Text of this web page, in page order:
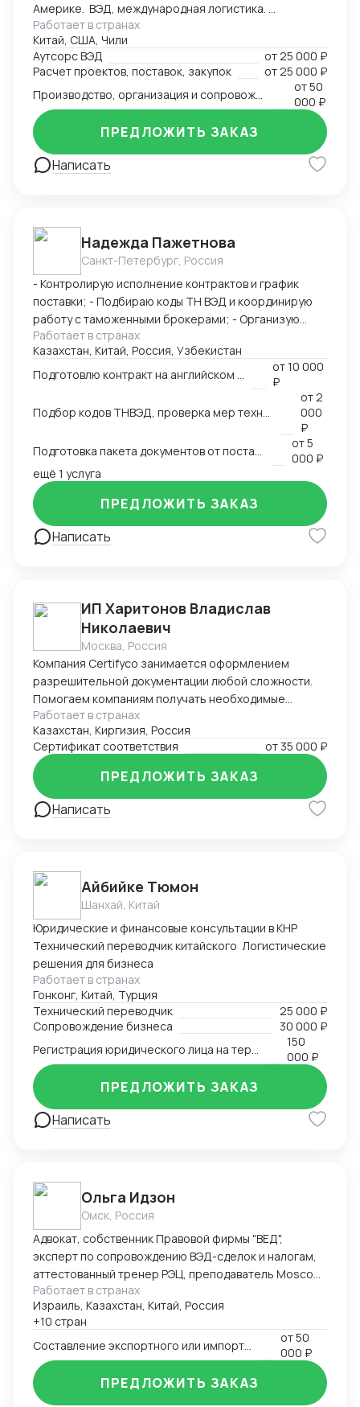
Америке. ВЭД, международная логистика.
Консалтинг. Закупки: оборудование, текстиль,
товары народного потребления. Собственная база
производств, логистика и платежи.
Работает в странах
Китай, США, Чили
Аутсорс ВЭД
от25 000 ₽
Расчет проектов, поставок, закупок
от25 000 ₽
от50
000 ₽
Написать
ПРЕДЛОЖИТЬ ЗАКАЗ
Надежда Пажетнова
Санкт-Петербург, Россия
- Контролирую исполнение контрактов и график
поставки; - Подбираю коды ТН ВЭД и координирую
работу с таможенными брокерами; - Организую
сертификацию и взаимодействие с
аккредитованными органами; - Снижаю расходы за
счёт оптимизации логистики и правильного кода; -
Обеспечиваю юридическую чистоту сделок,
точность инвойсов, упаковочных листов, контрактов.
Работает в странах
Казахстан, Китай, Россия, Узбекистан
от10 000
₽
Подбор кодов ТНВЭД, проверка мер технического регулирования, запретов и ограничений
от2
000
₽
от5
000 ₽
ещё 1 услуга
Написать
ПРЕДЛОЖИТЬ ЗАКАЗ
ИП Харитонов Владислав
Николаевич
Москва, Россия
Компания Certifyco занимается оформлением
разрешительной документации любой сложности.
Помогаем компаниям получать необходимые
документы для импорта, экспорта, реализации
продукции. Решаем самые сложные задачи.
Работает в странах
Казахстан, Киргизия, Россия
Сертификат соответствия
от 35 000 ₽
Написать
ПРЕДЛОЖИТЬ ЗАКАЗ
Айбийке Тюмон
Шанхай, Китай
Юридические и финансовые консультации в КНР
Технический переводчик китайского Логистические
решения для бизнеса
Работает в странах
Гонконг, Китай, Турция
Технический переводчик
25 000 ₽
Сопровождение бизнеса
30 000 ₽
150
000 ₽
Написать
ПРЕДЛОЖИТЬ ЗАКАЗ
Ольга Идзон
Омск, Россия
Адвокат, собственник Правовой фирмы "ВЕД",
эксперт по сопровождению ВЭД-сделок и налогам,
аттестованный тренер РЭЦ, преподаватель Moscow
Digital School. Неоднократно признана одним из
лучших юристов по ВЭД рейтингом юристов России
Право.ру-300, Коммерсантъ. Деятельность фирмы
"ВЕД" по направлению ВЭД отмечена Forbes Legal.
Работает в странах
Израиль, Казахстан, Китай, Россия
+10 стран
от50
000 ₽
ПРЕДЛОЖИТЬ ЗАКАЗ